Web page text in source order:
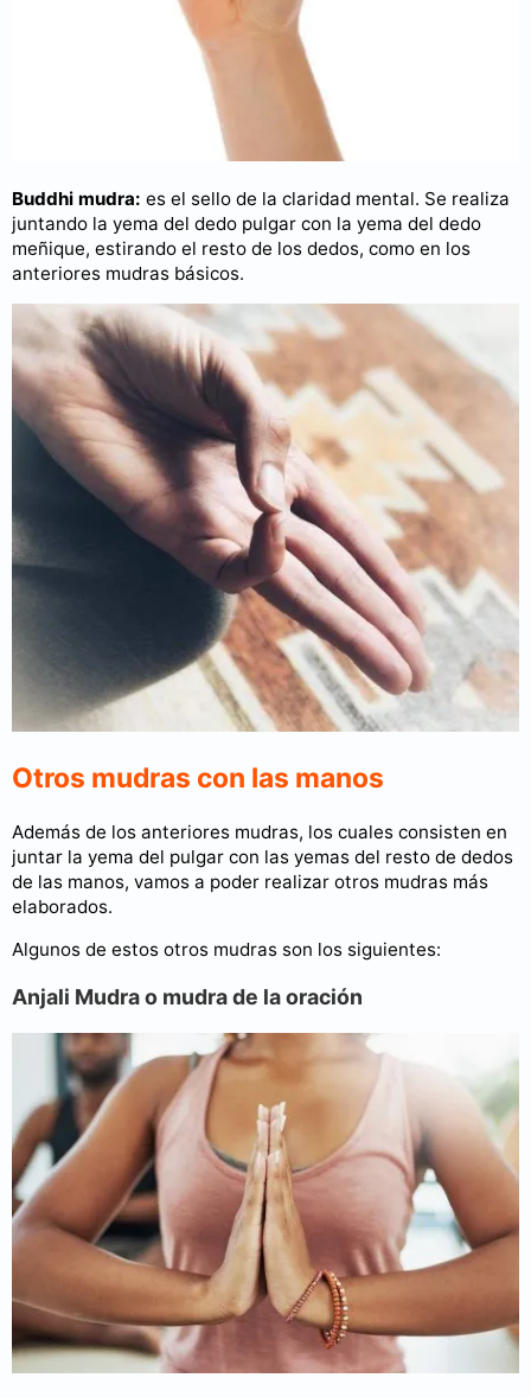
Buddhi mudra: es el sello de la claridad mental. Se realiza
juntando la yema del dedo pulgar con la yema del dedo
meñique, estirando el resto de los dedos, como en los
anteriores mudras básicos.
Otros mudras con las manos
Además de los anteriores mudras, los cuales consisten en
juntar la yema del pulgar con las yemas del resto de dedos
de las manos, vamos a poder realizar otros mudras más
elaborados.
Algunos de estos otros mudras son los siguientes:
Anjali Mudra o mudra de la oración